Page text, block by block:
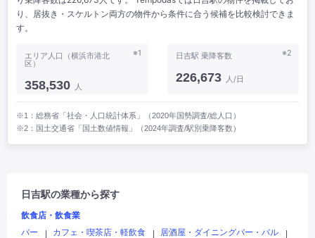
り、居抜き・スケルトン両方の物件から条件に合う候補を比較検討できま
す。
※1
エリア人口（横浜市港北
区）
358,530 人
※2
日吉駅 乗降客数
226,673 人/日
※1：総務省「社会・人口統計体系」（2020年国勢調査/総人口）
※2：国土交通省「国土数値情報」（2024年調査/駅別乗降客数）
日吉駅の業種から探す
飲食店・飲食業
バー
カフェ・喫茶店・軽飲食 居酒屋・ダイニングバー・バル